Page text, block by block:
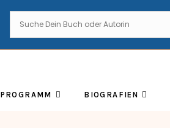
PROGRAMM BIOGRAFIEN